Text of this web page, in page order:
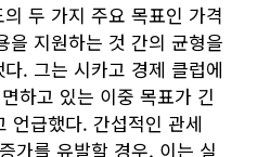
두 가지 주요 목표인 가격
을 지원하는 것 간의 균형을
. 그는 시카고 경제 클럽에
하고 있는 이중 목표가 긴
언급했다. 간섭적인 관세
가를 유발할 경우, 이는 실